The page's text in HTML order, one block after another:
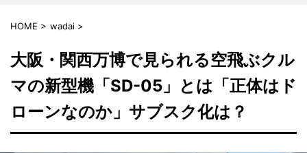
HOME > wadai >
大阪・関西万博で見られる空飛ぶクル
マの新型機「SD-05」とは「正体はド
ローンなのか」サブスク化は？